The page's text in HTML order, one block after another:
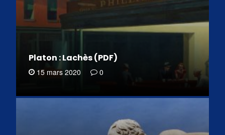
Platon : Lachès (PDF)
15 mars 2020 0